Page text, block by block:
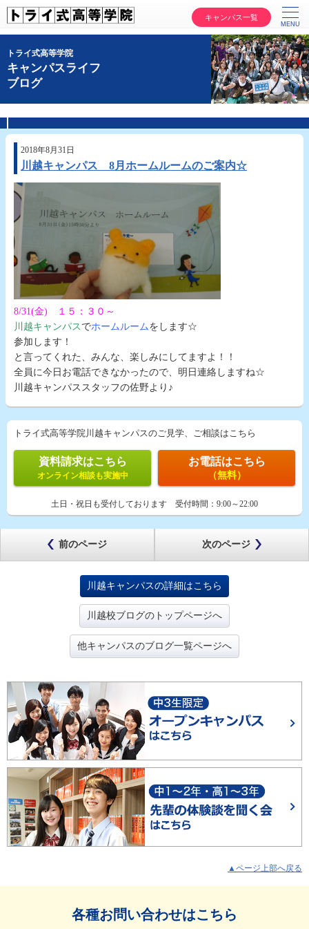
キャンパス一覧
トライ式高等学院
キャンパスライフ
ブログ
2018年8月31日
川越キャンパス 8月ホームルームのご案内☆
8/31(金) １５：３０～
川越キャンパス でホームルーム をします☆
参加します！
と言ってくれた、みんな、楽しみにしてますよ！！
全員に今日お電話できなかったので、明日連絡しますね☆
川越キャンパススタッフの佐野より♪
トライ式高等学院川越キャンパスのご見学、ご相談はこちら
資料請求はこちら
オンライン相談も実施中
お電話はこちら
（無料）
土日・祝日も受付しております 受付時間： 9:00～22:00
前のページ 次のページ
川越キャンパスの詳細はこちら
川越校ブログのトップページへ
他キャンパスのブログ一覧ページへ
▲ページ上部へ戻る
各種お問い合わせはこちら